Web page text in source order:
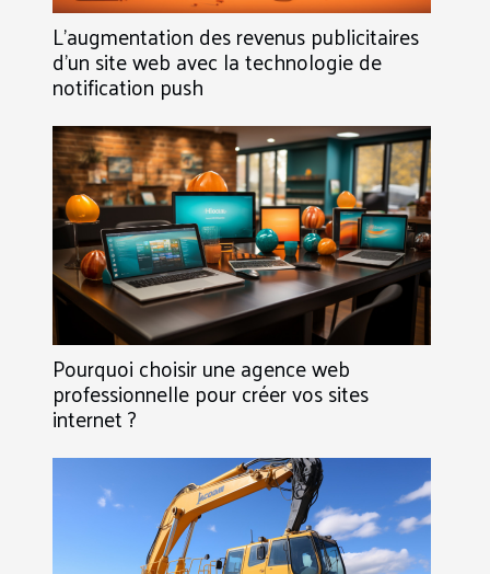
L’augmentation des revenus publicitaires
d’un site web avec la technologie de
notification push
Pourquoi choisir une agence web
professionnelle pour créer vos sites
internet ?